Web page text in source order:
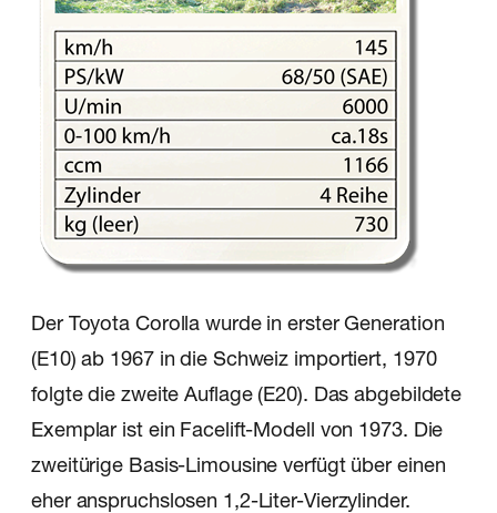
Der Toyota Corolla wurde in erster Generation
(E10) ab 1967 in die Schweiz importiert, 1970
folgte die zweite Auflage (E20). Das abgebildete
Exemplar ist ein Facelift-Modell von 1973. Die
zweitürige Basis-Limousine verfügt über einen
eher anspruchslosen 1,2-Liter-Vierzylinder.